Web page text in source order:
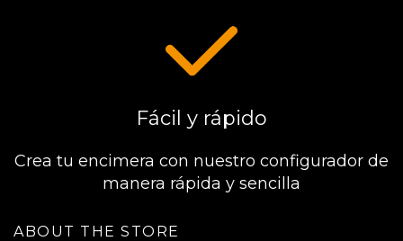
Fácil y rápido
Crea tu encimera con nuestro configurador de
manera rápida y sencilla
ABOUT THE STORE